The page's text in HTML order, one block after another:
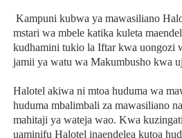
Kampuni kubwa ya mawasiliano
mstari wa mbele katika kuleta
kudhamini tukio la Iftar kwa uongozi
jamii ya watu wa Makumbusho kwa
Halotel akiwa ni mtoa huduma wa
huduma mbalimbali za mawasiliano
mahitaji ya wateja wao. Kwa
uaminifu Halotel inaendelea kutoa